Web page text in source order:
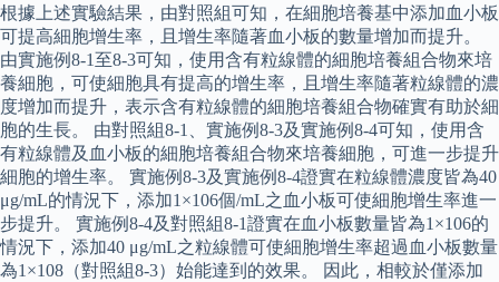
根據上述實驗結果，由對照組可知，在細胞培養基中添加血小板
可提高細胞增生率，且增生率隨著血小板的數量增加而提升。
由實施例8-1至8-3可知，使用含有粒線體的細胞培養組合物來培
養細胞，可使細胞具有提高的增生率，且增生率隨著粒線體的濃
度增加而提升，表示含有粒線體的細胞培養組合物確實有助於細
胞的生長。 由對照組8-1、實施例8-3及實施例8-4可知，使用含
有粒線體及血小板的細胞培養組合物來培養細胞，可進一步提升
細胞的增生率。 實施例8-3及實施例8-4證實在粒線體濃度皆為40
μg/mL的情況下，添加1×106個/mL之血小板可使細胞增生率進一
步提升。 實施例8-4及對照組8-1證實在血小板數量皆為1×106的
情況下，添加40 μg/mL之粒線體可使細胞增生率超過血小板數量
為1×108（對照組8-3）始能達到的效果。 因此，相較於僅添加